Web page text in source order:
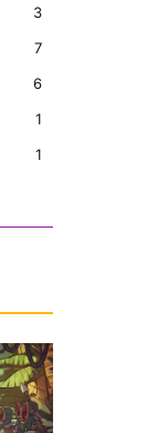
3
7
6
1
1